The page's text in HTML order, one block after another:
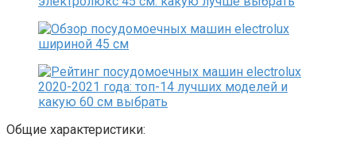
Общие характеристики: